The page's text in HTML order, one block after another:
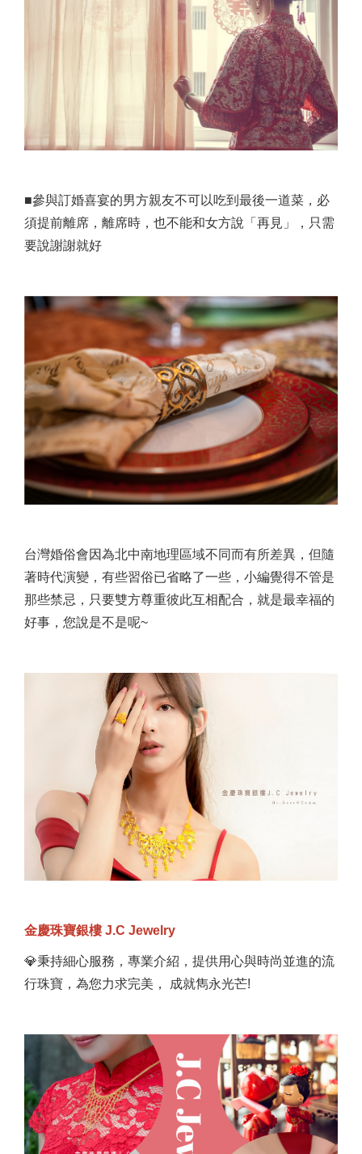
■參與訂婚喜宴的男方親友不可以吃到最後一道菜，必
須提前離席，離席時，也不能和女方說「再見」，只需
要說謝謝就好
台灣婚俗會因為北中南地理區域不同而有所差異，但隨
著時代演變，有些習俗已省略了一些，小編覺得不管是
那些禁忌，只要雙方尊重彼此互相配合，就是最幸福的
好事，您說是不是呢~
金慶珠寶銀樓 J.C Jewelry
💎秉持細心服務，專業介紹，提供用心與時尚並進的流
行珠寶，為您力求完美， 成就雋永光芒!